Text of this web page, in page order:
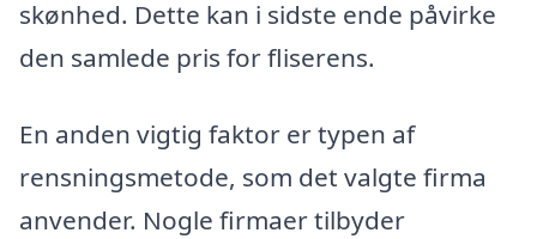
skønhed. Dette kan i sidste ende påvirke
den samlede pris for fliserens.
En anden vigtig faktor er typen af
rensningsmetode, som det valgte firma
anvender. Nogle firmaer tilbyder